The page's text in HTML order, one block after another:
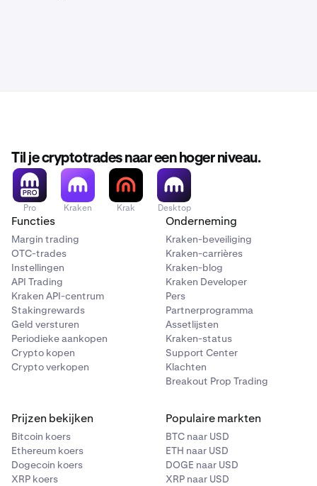
Til je cryptotrades naar een hoger niveau.
Pro Kraken Krak Desktop
Functies
Margin trading
OTC-trades
Instellingen
API Trading
Kraken API-centrum
Stakingrewards
Geld versturen
Periodieke aankopen
Crypto kopen
Crypto verkopen
Onderneming
Kraken-beveiliging
Kraken-carrières
Kraken-blog
Kraken Developer
Pers
Partnerprogramma
Assetlijsten
Kraken-status
Support Center
Klachten
Breakout Prop Trading
Prijzen bekijken
Bitcoin koers
Ethereum koers
Dogecoin koers
XRP koers
Populaire markten
BTC naar USD
ETH naar USD
DOGE naar USD
XRP naar USD